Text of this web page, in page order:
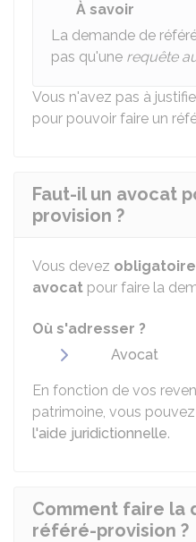
À savoir
La demande de
pas qu'une requête
Vous n'avez pas à
pour pouvoir faire un
Faut-il un avocat
provision ?
Vous devez
avocat pour faire la
Où s'adresser ?
Avocat
En fonction de vos
patrimoine, vous
l'aide juridictionnelle.
Comment faire la
référé-provision ?